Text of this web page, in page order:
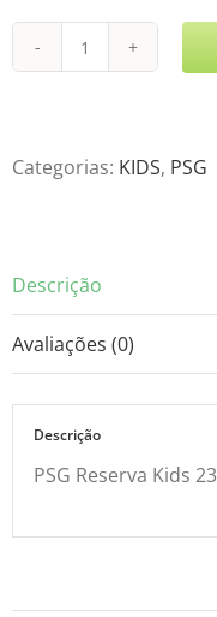
PSG
23-
Categorias: KIDS, PSG
Descrição
Avaliações (0)
Descrição
PSG Reserva Kids